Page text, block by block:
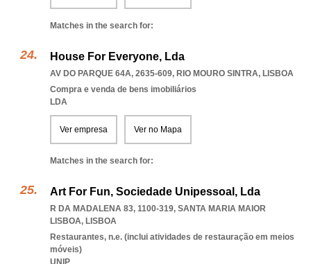
Matches in the search for:
House For Everyone, Lda
AV DO PARQUE 64A, 2635-609, RIO MOURO SINTRA, LISBOA
Compra e venda de bens imobiliários
LDA
Ver empresa Ver no Mapa
Matches in the search for:
Art For Fun, Sociedade Unipessoal, Lda
R DA MADALENA 83, 1100-319, SANTA MARIA MAIOR
LISBOA, LISBOA
Restaurantes, n.e. (inclui atividades de restauração em meios
móveis)
UNIP